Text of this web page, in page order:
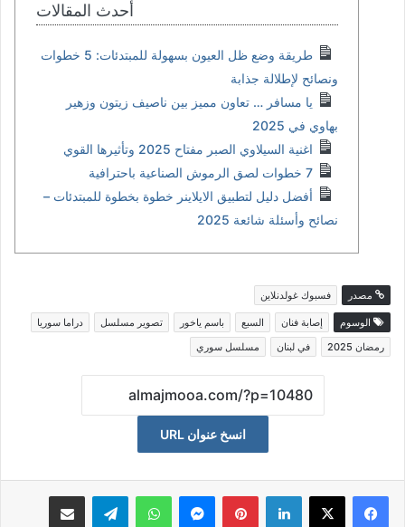
أحدث المقالات
طريقة وضع ظل العيون بسهولة للمبتدئات: 5 خطوات
ونصائح لإطلالة جذابة
يا مسافر … تعاون مميز بين ناصيف زيتون وزهير
بهاوي في 2025
اغنية السيلاوي الصبر مفتاح 2025 وتأثيرها القوي
7 خطوات لصق الرموش الصناعية باحترافية
أفضل دليل لتطبيق الايلاينر خطوة بخطوة للمبتدئات –
نصائح وأسئلة شائعة 2025
مصدر فسبوك غولدنلاين
الوسوم إصابة فنان السبع باسم ياخور تصوير مسلسل
دراما سوريا
رمضان 2025
في لبنان مسلسل سوري
انسخ عنوان URL
لينكدإن بينتيريستماسنجر واتساب تيلقرام مشاكة بواسطة البريد الالكتروني